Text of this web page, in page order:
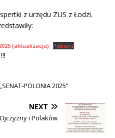
z urzędu ZUS z Łodzi.
(aktualizacja) Pobierz
POLONIA 2025”
NEXT
i Polaków